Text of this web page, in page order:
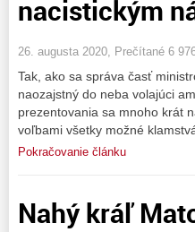
nacistickým
26. augusta 2020, Prečítané 6
Tak, ako sa správa časť
naozajstný do neba volajúci
prezentovania sa mnoho krát
voľbami všetky možné
Pokračovanie článku
Nahý kráľ